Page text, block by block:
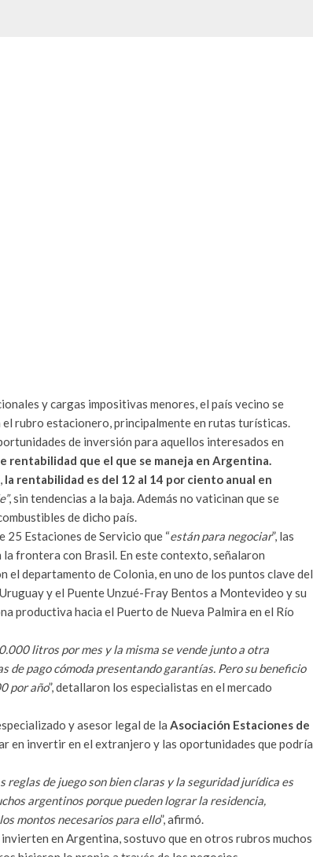
y cargas impositivas menores, el país vecino se
rubro estacionero, principalmente en rutas turísticas.
de inversión para aquellos interesados en
rentabilidad que el que se maneja en Argentina.
la rentabilidad es del 12 al 14 por ciento anual en
, sin tendencias a la baja. Además no vaticinan que se
de dicho país.
25 Estaciones de Servicio que “están para negociar”, las
frontera con Brasil. En este contexto, señalaron
el departamento de Colonia, en uno de los puntos clave del
y el Puente Unzué-Fray Bentos a Montevideo y su
productiva hacia el Puerto de Nueva Palmira en el Río
litros por mes y la misma se vende junto a otra
de pago cómoda presentando garantías. Pero su beneficio
por año”, detallaron los especialistas en el mercado
y asesor legal de la Asociación Estaciones de
en invertir en el extranjero y las oportunidades que podría
reglas de juego son bien claras y la seguridad jurídica es
argentinos porque pueden lograr la residencia,
montos necesarios para ello”, afirmó.
en Argentina, sostuvo que en otros rubros muchos